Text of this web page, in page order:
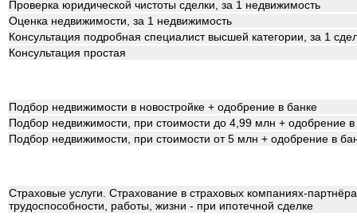
Проверка юридической чистоты сделки, за 1 недвижимость
Оценка недвижимости, за 1 недвижимость
Консультация подробная специалист высшей категории, за 1
Консультация простая
Подбор недвижимости в новостройке + одобрение в банке
Подбор недвижимости, при стоимости до 4,99 млн + одобрение в
Подбор недвижимости, при стоимости от 5 млн + одобрение в
Страховые услуги. Страхование в страховых компаниях-
трудоспособности, работы, жизни - при ипотечной сделке